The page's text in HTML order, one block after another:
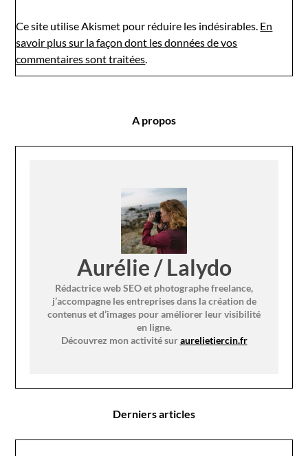
Ce site utilise Akismet pour réduire les indésirables. En
savoir plus sur la façon dont les données de vos
commentaires sont traitées.
A propos
Aurélie / Lalydo
Rédactrice web SEO et photographe freelance,
j’accompagne les entreprises dans la création de
contenus et d’images pour améliorer leur visibilité
en ligne.
Découvrez mon activité suraurelietiercin.fr
Derniers articles